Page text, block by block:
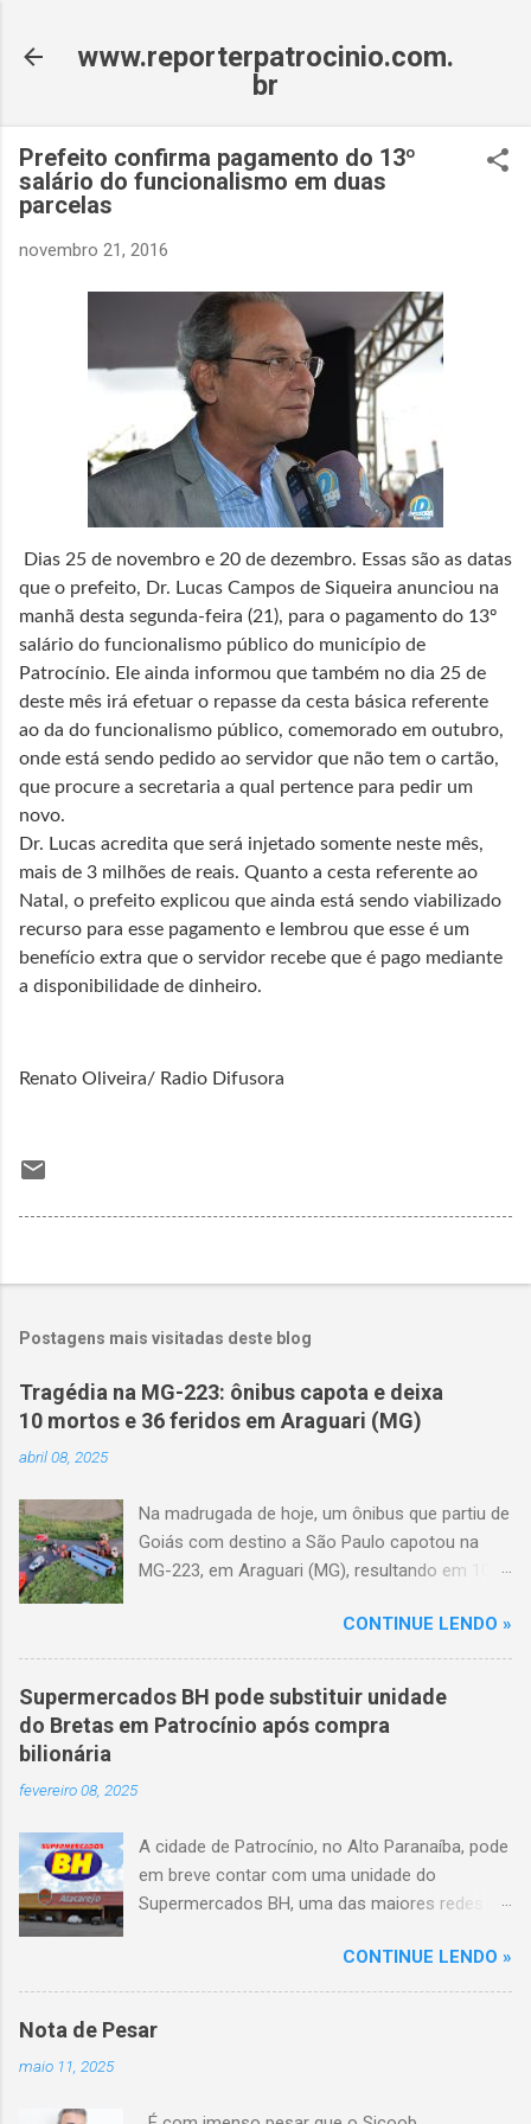
www.reporterpatrocinio.com.
br
Prefeito confirma pagamento do 13º
salário do funcionalismo em duas
parcelas
novembro 21, 2016
Dias 25 de novembro e 20 de dezembro. Essas são as datas
que o prefeito, Dr. Lucas Campos de Siqueira anunciou na
manhã desta segunda-feira (21), para o pagamento do 13º
salário do funcionalismo público do município de
Patrocínio. Ele ainda informou que também no dia 25 de
deste mês irá efetuar o repasse da cesta básica referente
ao da do funcionalismo público, comemorado em outubro,
onde está sendo pedido ao servidor que não tem o cartão,
que procure a secretaria a qual pertence para pedir um
novo.
Dr. Lucas acredita que será injetado somente neste mês,
mais de 3 milhões de reais. Quanto a cesta referente ao
Natal, o prefeito explicou que ainda está sendo viabilizado
recurso para esse pagamento e lembrou que esse é um
benefício extra que o servidor recebe que é pago mediante
a disponibilidade de dinheiro.
Renato Oliveira/ Radio Difusora
Postagens mais visitadas deste blog
Tragédia na MG-223: ônibus capota e deixa
10 mortos e 36 feridos em Araguari (MG)
abril 08, 2025
Na madrugada de hoje, um ônibus que partiu de
Goiás com destino a São Paulo capotou na
MG-223, em Araguari (MG), resultando em 10
volta das 3h40, próximo ao trevo de Queixinho,
quando o motorista perdeu o controle do
veículo, atravessou o canteiro central e
capotou em uma alça de acesso. Entre as
vítimas fatais, há duas crianças de
CONTINUE LENDO »
Supermercados BH pode substituir unidade
do Bretas em Patrocínio após compra
bilionária
fevereiro 08, 2025
A cidade de Patrocínio, no Alto Paranaíba, pode
em breve contar com uma unidade do
Supermercados BH, uma das maiores redes do
o braço mineiro da rede Bretas por R$ 716
milhões, conforme anunciado na última sexta-
CONTINUE LENDO »
Nota de Pesar
maio 11, 2025